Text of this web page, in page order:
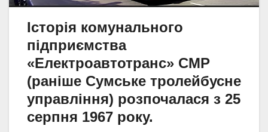
Історія комунального
підприємства
«Електроавтотранс» СМР
(раніше Сумське тролейбусне
управління) розпочалася з 25
серпня 1967 року.